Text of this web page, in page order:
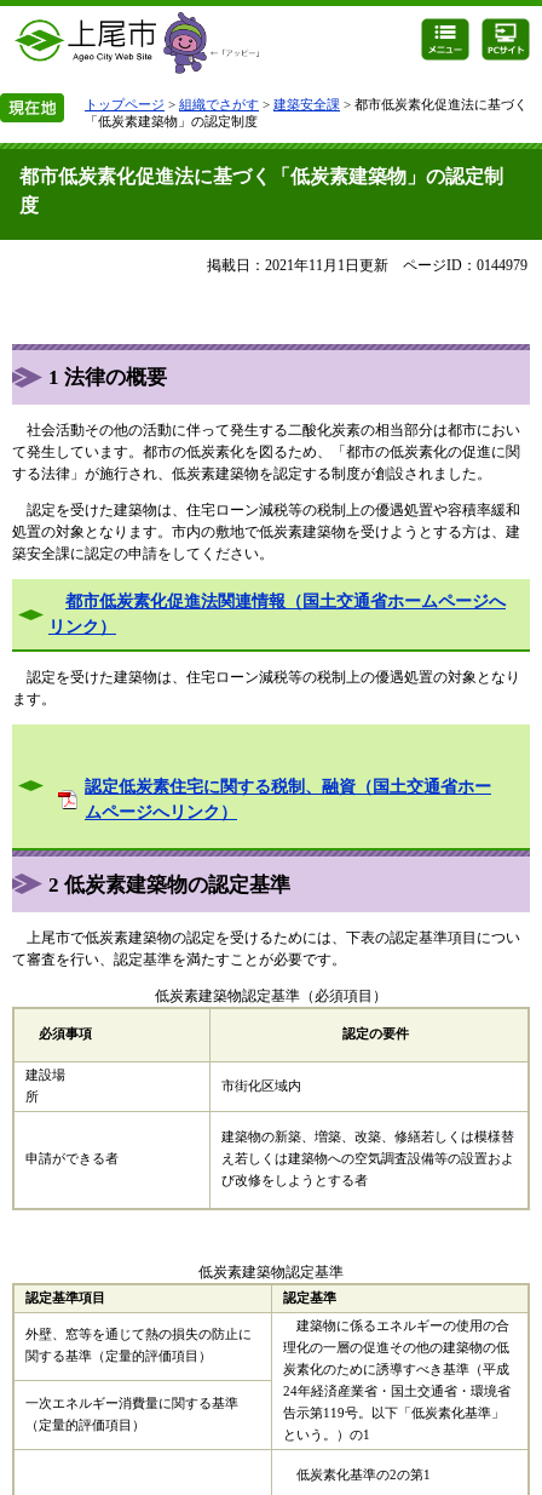
トップページ > 組織でさがす > 建築安全課 > 都市低炭素化促進法に基づく
「低炭素建築物」の認定制度
都市低炭素化促進法に基づく「低炭素建築物」の認定制
度
掲載日：2021年11月1日更新 ページID：0144979
1 法律の概要
社会活動その他の活動に伴って発生する二酸化炭素の相当部分は都市におい
て発生しています。都市の低炭素化を図るため、「都市の低炭素化の促進に関
する法律」が施行され、低炭素建築物を認定する制度が創設されました。
認定を受けた建築物は、住宅ローン減税等の税制上の優遇処置や容積率緩和
処置の対象となります。市内の敷地で低炭素建築物を受けようとする方は、建
築安全課に認定の申請をしてください。
都市低炭素化促進法関連情報（国土交通省ホームページへ
リンク）
認定を受けた建築物は、住宅ローン減税等の税制上の優遇処置の対象となり
ます。
認定低炭素住宅に関する税制、融資（国土交通省ホー
ムページへリンク）
2 低炭素建築物の認定基準
上尾市で低炭素建築物の認定を受けるためには、下表の認定基準項目につい
て審査を行い、認定基準を満たすことが必要です。
低炭素建築物認定基準（必須項目）
必須事項 認定の要件
建設場
所
市街化区域内
申請ができる者
建築物の新築、増築、改築、修繕若しくは模様替
え若しくは建築物への空気調査設備等の設置およ
び改修をしようとする者
低炭素建築物認定基準
認定基準項目 認定基準
外壁、窓等を通じて熱の損失の防止に
関する基準（定量的評価項目）
建築物に係るエネルギーの使用の合
理化の一層の促進その他の建築物の低
炭素化のために誘導すべき基準（平成
24年経済産業省・国土交通省・環境省
告示第119号。以下「低炭素化基準」
という。）の1
一次エネルギー消費量に関する基準
（定量的評価項目）
低炭素化基準の2の第1